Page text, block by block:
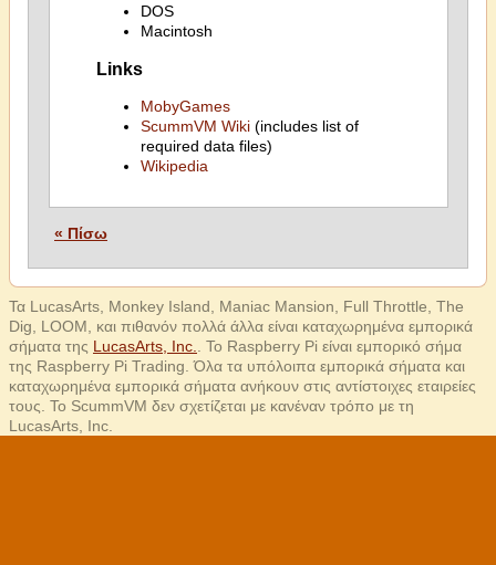
DOS
Macintosh
Links
MobyGames
ScummVM Wiki(includes list of
required data files)
Wikipedia
« Πίσω
Τα LucasArts, Monkey Island, Maniac Mansion, Full Throttle, The
Dig, LOOM, και πιθανόν πολλά άλλα είναι καταχωρημένα εμπορικά
σήματα της LucasArts, Inc.
. Το Raspberry Pi είναι εμπορικό σήμα
της Raspberry Pi Trading. Όλα τα υπόλοιπα εμπορικά σήματα και
καταχωρημένα εμπορικά σήματα ανήκουν στις αντίστοιχες εταιρείες
τους. Το ScummVM δεν σχετίζεται με κανέναν τρόπο με τη
LucasArts, Inc.